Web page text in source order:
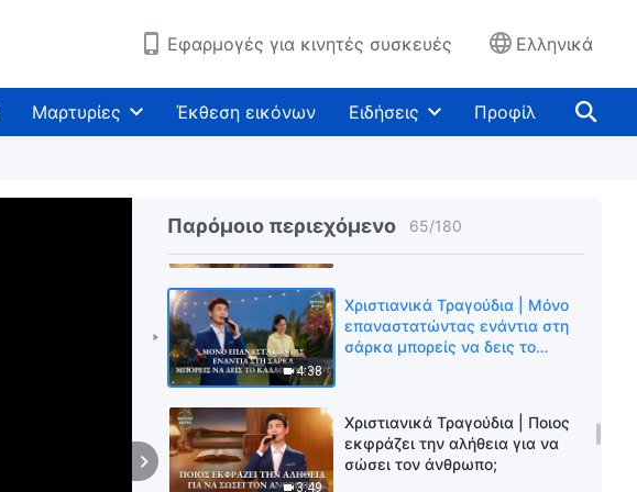
Εφαρμογές για κινητές συσκευές Ελληνικά
Μαρτυρίες Έκθεση εικόνων Ειδήσεις Προφίλ
Παρόμοιο περιεχόμενο 65/180
5:31
σημασία των δύο
ενσαρκώσεων του Θεού
4:59
είναι ανιδιοτελείς
4:38
Χριστιανικά Τραγούδια | Μόνο
επαναστατώντας ενάντια στη
σάρκα μπορείς να δεις το
3:49
Χριστιανικά Τραγούδια | Ποιος
εκφράζει την αλήθεια για να
σώσει τον άνθρωπο;